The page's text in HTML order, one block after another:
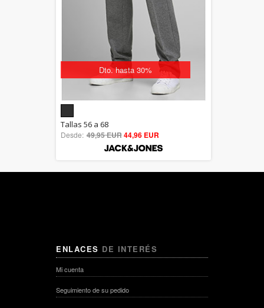
Dto. hasta 30%
out of 5
Tallas 56 a 68
Desde: 49,95 EUR44,96 EUR
ENLACES DE INTERÉS
Mi cuenta
Seguimiento de su pedido